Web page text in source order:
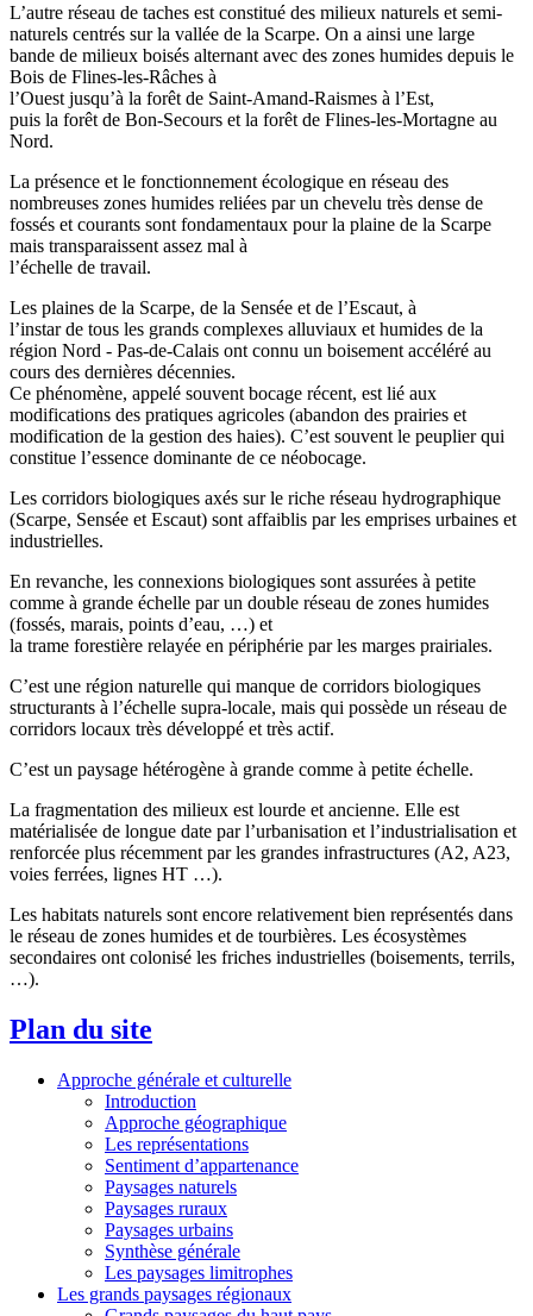
L’autre réseau de taches est constitué des milieux naturels et semi-
naturels centrés sur la vallée de la Scarpe. On a ainsi une large
bande de milieux boisés alternant avec des zones humides depuis le
Bois de Flines-les-Râches à
l’Ouest jusqu’à la forêt de Saint-Amand-Raismes à l’Est,
puis la forêt de Bon-Secours et la forêt de Flines-les-Mortagne au
Nord.
La présence et le fonctionnement écologique en réseau des
nombreuses zones humides reliées par un chevelu très dense de
fossés et courants sont fondamentaux pour la plaine de la Scarpe
mais transparaissent assez mal à
l’échelle de travail.
Les plaines de la Scarpe, de la Sensée et de l’Escaut, à
l’instar de tous les grands complexes alluviaux et humides de la
région Nord - Pas-de-Calais ont connu un boisement accéléré au
cours des dernières décennies.
Ce phénomène, appelé souvent bocage récent, est lié aux
modifications des pratiques agricoles (abandon des prairies et
modification de la gestion des haies). C’est souvent le peuplier qui
constitue l’essence dominante de ce néobocage.
Les corridors biologiques axés sur le riche réseau hydrographique
(Scarpe, Sensée et Escaut) sont affaiblis par les emprises urbaines et
industrielles.
En revanche, les connexions biologiques sont assurées à petite
comme à grande échelle par un double réseau de zones humides
(fossés, marais, points d’eau, …) et
la trame forestière relayée en périphérie par les marges prairiales.
C’est une région naturelle qui manque de corridors biologiques
structurants à l’échelle supra-locale, mais qui possède un réseau de
corridors locaux très développé et très actif.
C’est un paysage hétérogène à grande comme à petite échelle.
La fragmentation des milieux est lourde et ancienne. Elle est
matérialisée de longue date par l’urbanisation et l’industrialisation et
renforcée plus récemment par les grandes infrastructures (A2, A23,
voies ferrées, lignes HT …).
Les habitats naturels sont encore relativement bien représentés dans
le réseau de zones humides et de tourbières. Les écosystèmes
secondaires ont colonisé les friches industrielles (boisements, terrils,
…).
Plan du site
Approche générale et culturelle
Introduction
Approche géographique
Les représentations
Sentiment d’appartenance
Paysages naturels
Paysages ruraux
Paysages urbains
Synthèse générale
Les paysages limitrophes
Les grands paysages régionaux